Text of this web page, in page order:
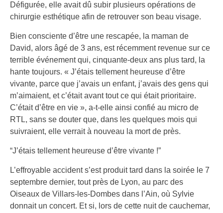
Défigurée, elle avait dû subir plusieurs opérations de
chirurgie esthétique afin de retrouver son beau visage.
Bien consciente d’être une rescapée, la maman de
David, alors âgé de 3 ans, est récemment revenue sur ce
terrible événement qui, cinquante-deux ans plus tard, la
hante toujours. « J’étais tellement heureuse d’être
vivante, parce que j’avais un enfant, j’avais des gens qui
m’aimaient, et c’était avant tout ce qui était prioritaire.
C’était d’être en vie », a-t-elle ainsi confié au micro de
RTL, sans se douter que, dans les quelques mois qui
suivraient, elle verrait à nouveau la mort de près.
“J’étais tellement heureuse d’être vivante !”
L’effroyable accident s’est produit tard dans la soirée le 7
septembre dernier, tout près de Lyon, au parc des
Oiseaux de Villars-les-Dombes dans l’Ain, où Sylvie
donnait un concert. Et si, lors de cette nuit de cauchemar,